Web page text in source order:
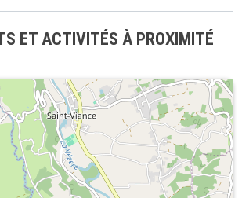
ET ACTIVITÉS À PROXIMITÉ